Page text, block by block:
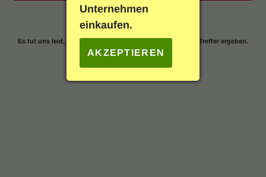
Unternehmen
einkaufen.
AKZEPTIEREN
Spielen & Lernen
g
Es tut uns leid, aber Ihre Suche nach Produkten hat keine Treffer ergeben.